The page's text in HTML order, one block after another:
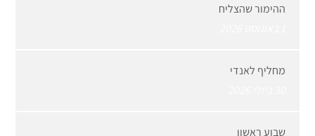
ההימור שהצליח
מחליף לאנדי
שבוע ראשון